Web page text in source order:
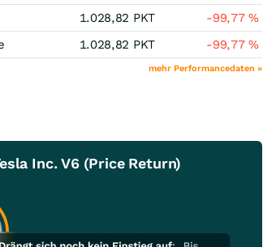
1.028,82 PKT -99,77%
1.028,82 PKT -99,77%
mehr Performancedaten »
Inc. V6 (Price Return)